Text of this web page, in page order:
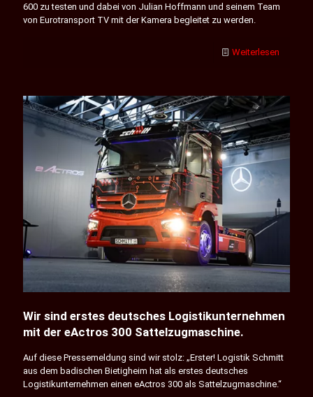
600 zu testen und dabei von Julian Hoffmann und seinem Team
von Eurotransport TV mit der Kamera begleitet zu werden.
Weiterlesen
Wir sind erstes deutsches Logistikunternehmen
mit der eActros 300 Sattelzugmaschine.
Auf diese Pressemeldung sind wir stolz: „Erster! Logistik Schmitt
aus dem badischen Bietigheim hat als erstes deutsches
Logistikunternehmen einen eActros 300 als Sattelzugmaschine.“